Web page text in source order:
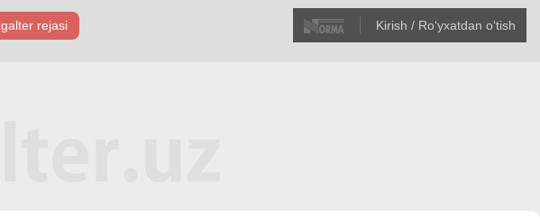
rejasi Kirish / Roʻyхatdan oʻtish